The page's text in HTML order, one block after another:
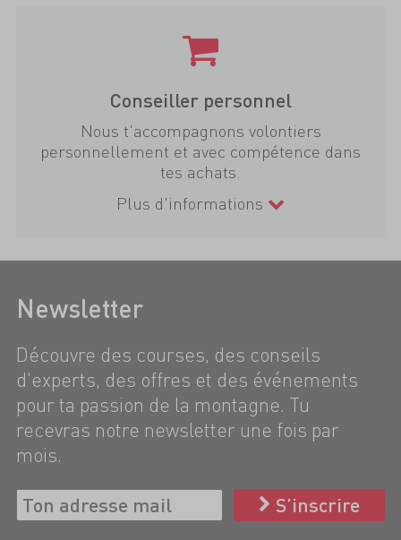
Conseiller personnel
Nous t'accompagnons volontiers
personnellement et avec compétence dans
tes achats.
Plus d'informations
Newsletter
Découvre des courses, des conseils
d'experts, des offres et des événements
pour ta passion de la montagne. Tu
recevras notre newsletter une fois par
mois.
S’inscrire